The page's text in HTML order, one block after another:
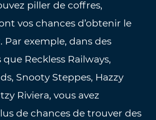
piller de coffres,
vos chances d’obtenir le
Par exemple, dans des
Reckless Railways,
Snooty Steppes, Hazzy
Riviera, vous avez
de chances de trouver des